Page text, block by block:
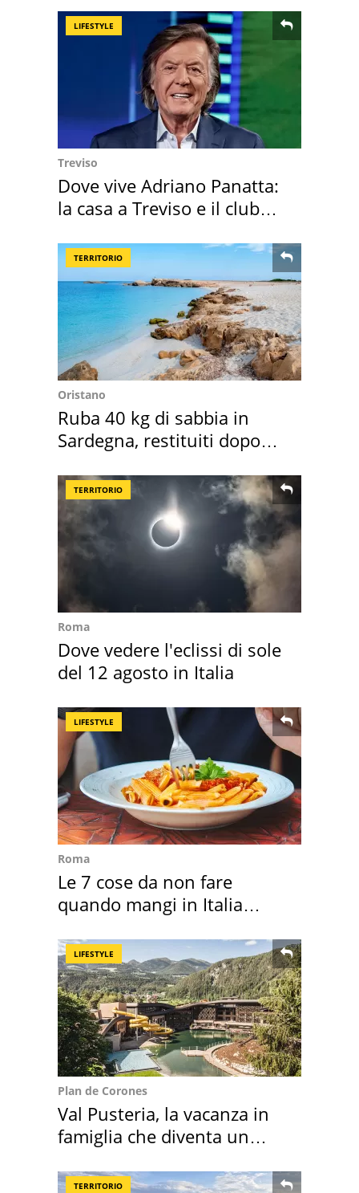
LIFESTYLE
Treviso
Dove vive Adriano Panatta:
la casa a Treviso e il club
TERRITORIO
Oristano
Ruba 40 kg di sabbia in
Sardegna, restituiti dopo
TERRITORIO
Roma
Dove vedere l'eclissi di sole
del 12 agosto in Italia
LIFESTYLE
Roma
Le 7 cose da non fare
quando mangi in Italia
LIFESTYLE
Plan de Corones
Val Pusteria, la vacanza in
famiglia che diventa un
TERRITORIO